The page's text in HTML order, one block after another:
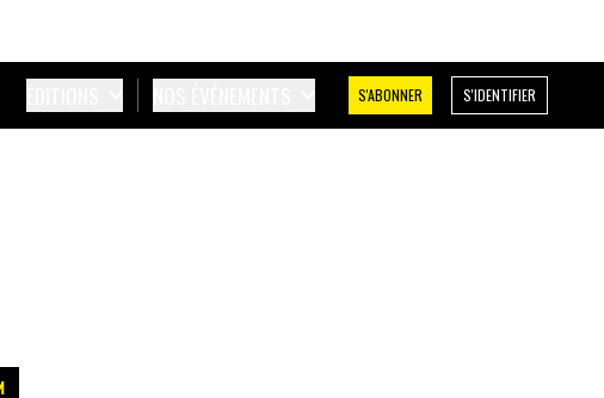
S'ABONNER S'IDENTIFIER